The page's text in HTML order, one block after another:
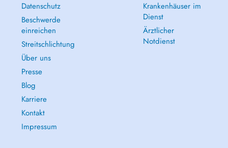
Datenschutz
Beschwerde
einreichen
Streitschlichtung
Über uns
Presse
Blog
Karriere
Kontakt
Impressum
Krankenhäuser im
Dienst
Ärztlicher
Notdienst